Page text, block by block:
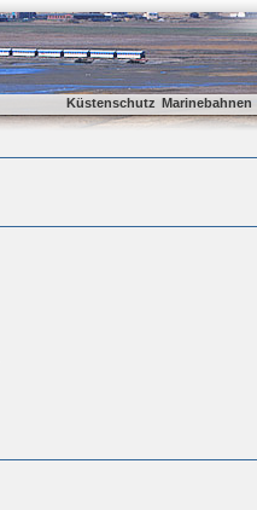
Küstenschutz Marinebahnen